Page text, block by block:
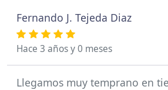
Fernando J. Tejeda Diaz
Hace 3 años y 0 meses
Llegamos muy temprano en